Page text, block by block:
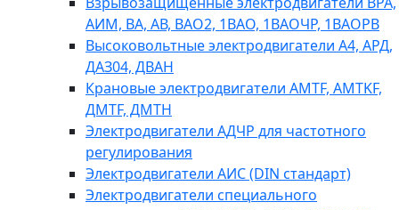
АИМ, ВА, АВ, ВАO2, 1ВАО, 1ВАОЧР, 1ВАОРВ
Высоковольтные электродвигатели A4, АРД,
ДАЗ04, ДВАН
Крановые электродвигатели AMTF, AMTKF,
ДMTF, ДМТН
Электродвигатели АДЧР для частотного
регулирования
Электродвигатели АИС (DIN стандарт)
Электродвигатели специального